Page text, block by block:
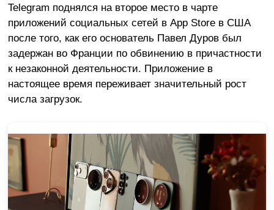
Telegram поднялся на второе место в чарте
приложений социальных сетей в App Store в США
после того, как его основатель Павел Дуров был
задержан во Франции по обвинению в причастности
к незаконной деятельности. Приложение в
настоящее время переживает значительный рост
числа загрузок.